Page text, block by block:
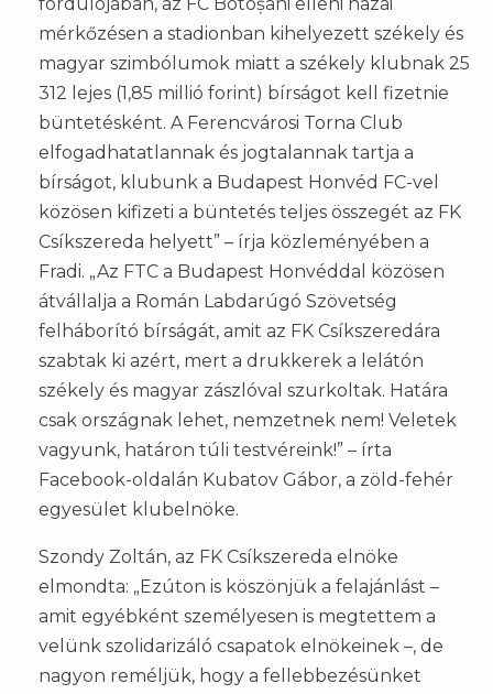
mérkőzésen a stadionban kihelyezett székely és
magyar szimbólumok miatt a székely klubnak 25
312 lejes (1,85 millió forint) bírságot kell fizetnie
büntetésként. A Ferencvárosi Torna Club
elfogadhatatlannak és jogtalannak tartja a
bírságot, klubunk a Budapest Honvéd FC-vel
közösen kifizeti a büntetés teljes összegét az FK
Csíkszereda helyett” – írja közleményében a
Fradi. „Az FTC a Budapest Honvéddal közösen
átvállalja a Román Labdarúgó Szövetség
felháborító bírságát, amit az FK Csíkszeredára
szabtak ki azért, mert a drukkerek a lelátón
székely és magyar zászlóval szurkoltak. Határa
csak országnak lehet, nemzetnek nem! Veletek
vagyunk, határon túli testvéreink!” – írta
Facebook-oldalán Kubatov Gábor, a zöld-fehér
egyesület klubelnöke.
Szondy Zoltán, az FK Csíkszereda elnöke
elmondta: „Ezúton is köszönjük a felajánlást –
amit egyébként személyesen is megtettem a
velünk szolidarizáló csapatok elnökeinek –, de
nagyon reméljük, hogy a fellebbezésünket